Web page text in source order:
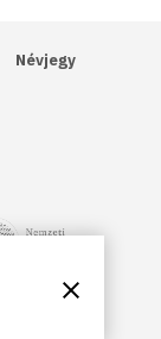
Névjegy
Bezárás